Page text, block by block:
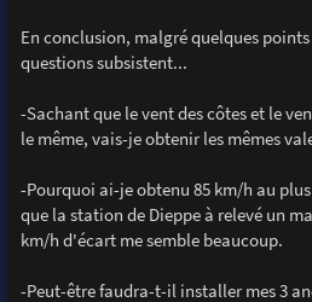
En conclusion, malgré quelques
questions subsistent...
-Sachant que le vent des côtes et le
le même, vais-je obtenir les mêmes
-Pourquoi ai-je obtenu 85 km/h au
que la station de Dieppe à relevé un
km/h d'écart me semble beaucoup.
-Peut-être faudra-t-il installer mes 3